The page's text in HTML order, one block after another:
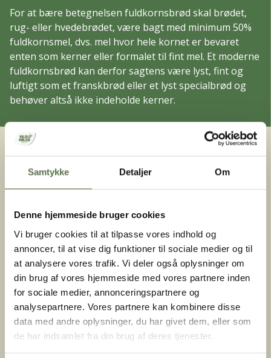
Samtykke Detaljer Om
Denne hjemmeside bruger cookies
Vi bruger cookies til at tilpasse vores indhold og
annoncer, til at vise dig funktioner til sociale medier og til
at analysere vores trafik. Vi deler også oplysninger om
din brug af vores hjemmeside med vores partnere inden
for sociale medier, annonceringspartnere og
analysepartnere. Vores partnere kan kombinere disse
data med andre oplysninger, du har givet dem, eller som
de har indsamlet fra din brug af deres tjenester.
For at bære betegnelsen fuldkornsbrød skal brødet,
rug- eller hvedebrødet, være bagt med minimum 50%
fuldkornsmel, dvs. mel hvor hele kornet er bevaret
enten som kerner eller formalet til fint mel. Et moderne
fuldkornsbrød kan derfor sagtens være lyst, fint og
luftigt som et franskbrød eller et lyst specialbrød og
behøver altså ikke indeholde kerner.